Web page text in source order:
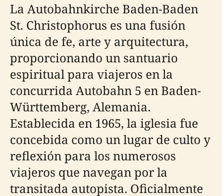
La Autobahnkirche Baden-Baden
St. Christophorus es una fusión
única de fe, arte y arquitectura,
proporcionando un santuario
espiritual para viajeros en la
concurrida Autobahn 5 en Baden-
Württemberg, Alemania.
Establecida en 1965, la iglesia fue
concebida como un lugar de culto y
reflexión para los numerosos
viajeros que navegan por la
transitada autopista. Oficialmente